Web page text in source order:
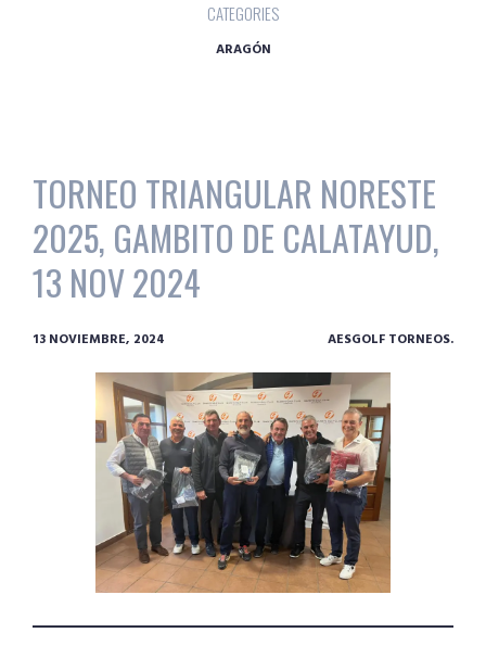
CATEGORIES
ARAGÓN
TORNEO TRIANGULAR NORESTE
2025, GAMBITO DE CALATAYUD,
13 NOV 2024
13 NOVIEMBRE, 2024 AESGOLF TORNEOS.